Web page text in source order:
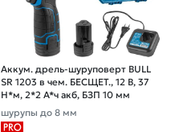
Аккум. дрель-шуруповерт BULL
SR 1203 в чем. БЕСЩЕТ., 12 В, 37
Н*м, 2*2 А*ч акб, БЗП 10 мм
шурупы до 8 мм